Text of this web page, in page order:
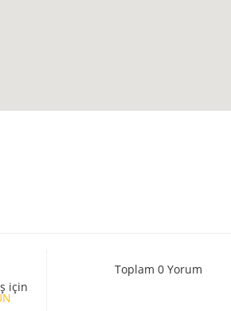
için
Toplam 0 Yorum